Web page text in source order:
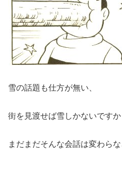
雪の話題も仕方が無い、
街を見渡せば雪しかないですか
まだまだそんな会話は変わらな